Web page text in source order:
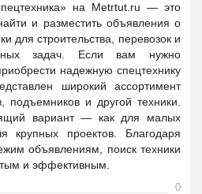
на Metrtut.ru — это
и разместить объявления о
для строительства, перевозок и
задач. Если вам нужно
надежную спецтехнику
широкий ассортимент
подъемников и другой техники.
вариант — как для малых
крупных проектов. Благодаря
объявлениям, поиск техники
и эффективным.
0